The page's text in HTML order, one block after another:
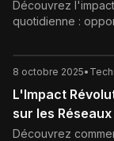
Découvrez
quotidienne :
Analyse complète
8 octobre 2025•
L'Impact
sur les
Découvrez